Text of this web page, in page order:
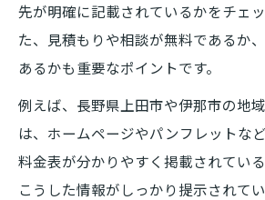
地元便利屋のきめ細かな
便利屋による地域密着サ
便利屋と地域社会の信頼
急な困りごとに便利屋が
先が明確に記載されているかをチェ
た、見積もりや相談が無料であるか
あるかも重要なポイントです。
例えば、長野県上田市や伊那市の地
は、ホームページやパンフレットな
料金表が分かりやすく掲載されている
こうした情報がしっかり提示されて